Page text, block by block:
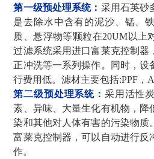
第一级预处理系统： 采用石英砂
是去除水中含有的泥沙、锰、
质、悬浮物等颗粒在20UM以上
过滤系统采用进口富莱克控制器
正冲洗等一系列操作。同时，设
行费用低。滤材主要包括:PPF，
第二级预处理系统： 采用活性
素、异味、大量生化有机物，降
染和其他对人体有害的污染物质
富莱克控制器，可以自动进行反
作。